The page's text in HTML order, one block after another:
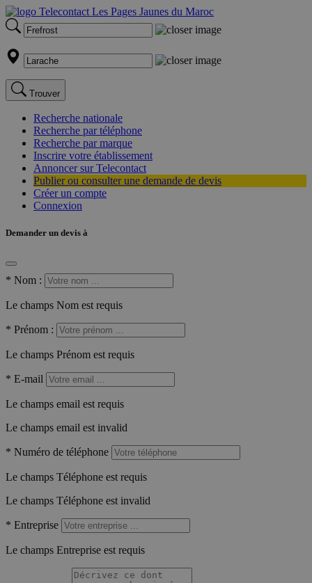
Trouver
Recherche nationale
Recherche par téléphone
Recherche par marque
Inscrire votre établissement
Annoncer sur Telecontact
Publier ou consulter une demande de devis
Créer un compte
Connexion
Demander un devis à
* Nom :
Le champs Nom est requis
* Prénom :
Le champs Prénom est requis
* E-mail
Le champs email est requis
Le champs email est invalid
* Numéro de téléphone
Le champs Téléphone est requis
Le champs Téléphone est invalid
* Entreprise
Le champs Entreprise est requis